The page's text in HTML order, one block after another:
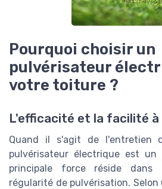
Pourquoi choisir un
pulvérisateur
votre toiture ?
L'efficacité et la facilité à
Quand il s'agit de l'entretien
pulvérisateur électrique est un
principale force réside
régularité de pulvérisation.